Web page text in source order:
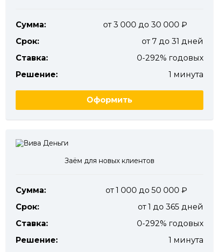
Сумма:
от 3 000 до 30 000
Срок:
от 7 до 31 дней
Ставка:
0-292% годовых
Решение:
1 минута
Оформить
Заём для новых клиентов
Сумма:
от 1 000 до 50 000
Срок:
от 1 до 365 дней
Ставка:
0-292% годовых
Решение:
1 минута